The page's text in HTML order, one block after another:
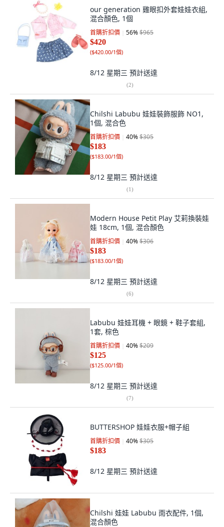
our generation 雞眼扣外套娃娃衣組,
混合顏色, 1個
首購折扣價 56%$965
$420
($420.00/1個)
8/12 星期三 預計送達
(2)
Chilshi Labubu 娃娃裝飾服飾 NO1,
1個, 混合色
首購折扣價 40%$305
$183
($183.00/1個)
8/12 星期三 預計送達
(1)
Modern House Petit Play 艾莉換裝娃
娃 18cm, 1個, 混合顏色
首購折扣價 40%$306
$183
($183.00/1個)
8/12 星期三 預計送達
(6)
Labubu 娃娃耳機 + 眼鏡 + 鞋子套組,
1套, 棕色
首購折扣價 40%$209
$125
($125.00/1個)
8/12 星期三 預計送達
(7)
BUTTERSHOP 娃娃衣服+帽子組
首購折扣價 40%$305
$183
8/12 星期三 預計送達
Chilshi 娃娃 Labubu 雨衣配件, 1個,
混合顏色